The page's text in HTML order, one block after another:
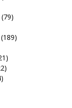
(79)
(189)